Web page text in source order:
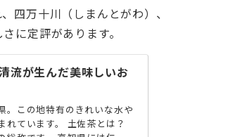
四万十川（しまんとがわ）、
に定評があります。
流が生んだ美味しいお
。この地特有のきれいな水や
ています。 土佐茶とは？